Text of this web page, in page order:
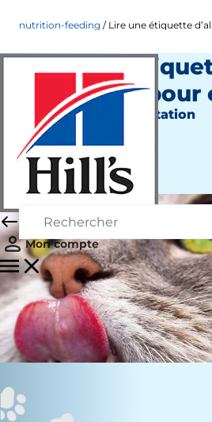
Mon compte
nutrition-feeding Lire une étiquette
Lire une
d’aliment pour
Nutrition et alimentation
Chrissie Klinger
|
Mars 31, 2022